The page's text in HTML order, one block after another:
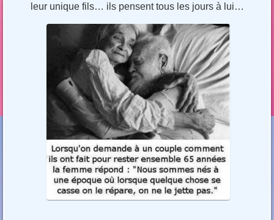
leur unique fils… ils pensent tous les jours à lui…